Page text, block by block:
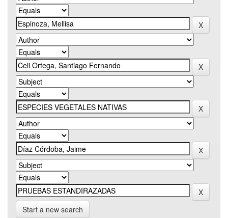
Start a new search